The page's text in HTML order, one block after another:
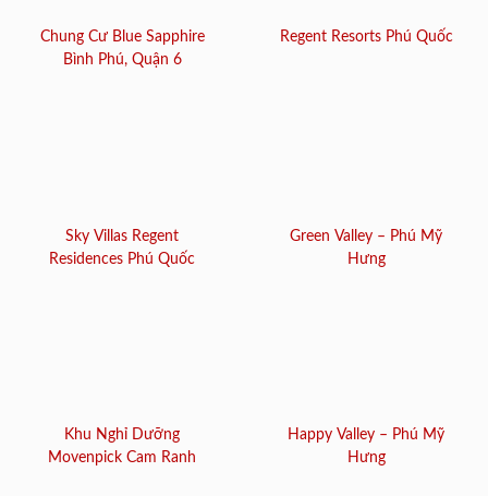
Chung Cư Blue Sapphire
Bình Phú, Quận 6
Regent Resorts Phú Quốc
Sky Villas Regent
Residences Phú Quốc
Green Valley – Phú Mỹ
Hưng
Khu Nghỉ Dưỡng
Movenpick Cam Ranh
Happy Valley – Phú Mỹ
Hưng